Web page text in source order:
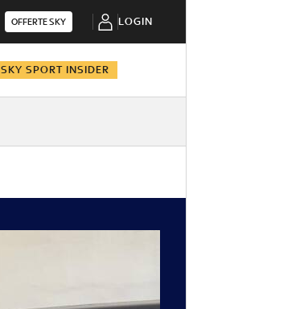
OFFERTE SKY LOGIN
SKY SPORT INSIDER